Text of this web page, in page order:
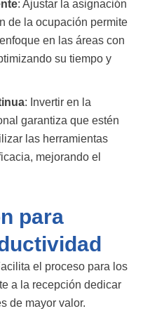
: Ajustar la asignación
de la ocupación permite
en las áreas con
su tiempo y
: Invertir en la
garantiza que estén
las herramientas
mejorando el
para
el proceso para los
a la recepción dedicar
de mayor valor.